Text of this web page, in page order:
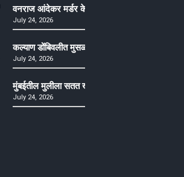
वनराज आंदेकर मर्डर केसमधील साक्षीदाराची हत्या,
July 24, 2026
कल्याण डोंबिवलीत मुसळधार ते अतिमुसळधार पाऊस,
July 24, 2026
मुंबईतील मुलीला सतत खोकला अन् ताप, ७ वर्षे उपचार
July 24, 2026